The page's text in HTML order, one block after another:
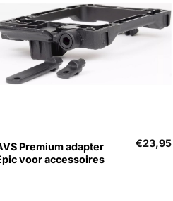
Premium adapter
voor accessoires
€23,95